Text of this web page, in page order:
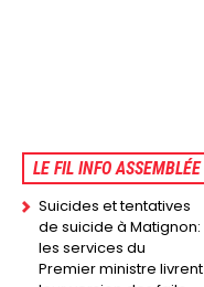
LE FIL INFO ASSEMBLÉE
Suicides et tentatives
de suicide à Matignon:
les services du
Premier ministre livrent